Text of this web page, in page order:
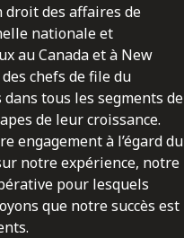
droit des affaires de
nationale et
au Canada et à New
chefs de file du
tous les segments de
de leur croissance.
engagement à l’égard du
notre expérience, notre
pour lesquels
que notre succès est